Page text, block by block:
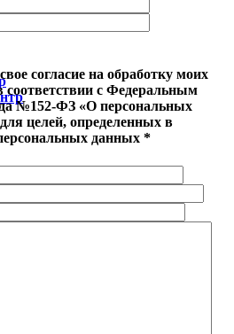
согласие на обработку моих
с Федеральным
№152-ФЗ «О персональных
целей, определенных в
данных *
Состояние: Новое Тип